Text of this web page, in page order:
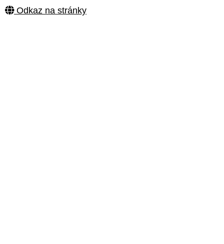
Odkaz na stránky